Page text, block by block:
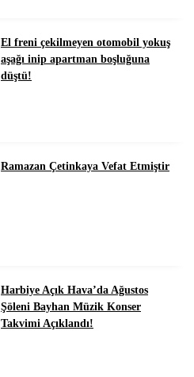
El freni çekilmeyen otomobil yokuş
aşağı inip apartman boşluğuna
düştü!
Ramazan Çetinkaya Vefat Etmiştir
Harbiye Açık Hava’da Ağustos
Şöleni Bayhan Müzik Konser
Takvimi Açıklandı!